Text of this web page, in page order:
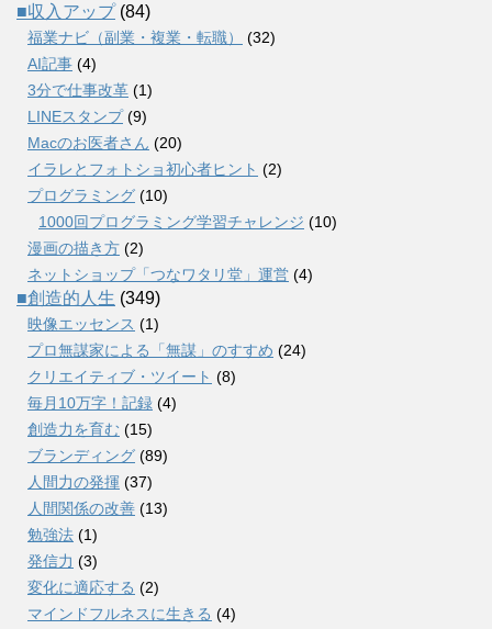
■収入アップ(84)
福業ナビ（副業・複業・転職）
(32)
AI記事 (4)
3分で仕事改革 (1)
LINEスタンプ(9)
Macのお医者さん (20)
イラレとフォトショ初心者ヒント (2)
プログラミング (10)
1000回プログラミング学習チャレンジ (10)
漫画の描き方 (2)
ネットショップ「つなワタリ堂」運営 (4)
■創造的人生 (349)
映像エッセンス (1)
プロ無謀家による「無謀」のすすめ (24)
クリエイティブ・ツイート (8)
毎月10万字！記録 (4)
創造力を育む (15)
ブランディング (89)
人間力の発揮 (37)
人間関係の改善 (13)
勉強法 (1)
発信力 (3)
変化に適応する (2)
マインドフルネスに生きる (4)